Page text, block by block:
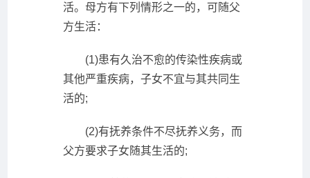
活。母方有下列情形之一的，可随父
方生活：
(1)患有久治不愈的传染性疾病或
其他严重疾病，子女不宜与其共同生
活的;
(2)有抚养条件不尽抚养义务，而
父方要求子女随其生活的;